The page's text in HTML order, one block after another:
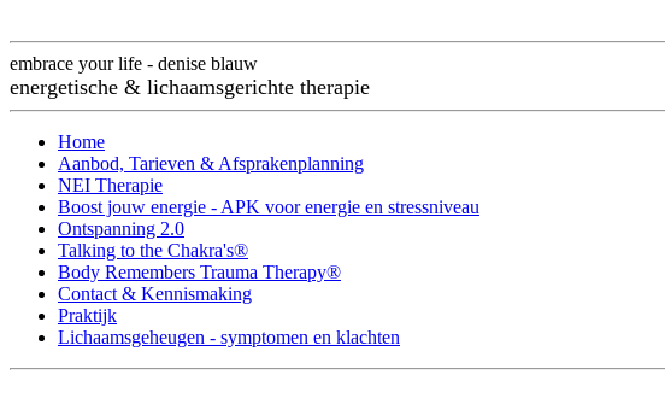
embrace your life - denise blauw
energetische & lichaamsgerichte therapie
Home
Aanbod, Tarieven & Afsprakenplanning
NEI Therapie
Boost jouw energie - APK voor energie en stressniveau
Ontspanning 2.0
Talking to the Chakra's®
Body Remembers Trauma Therapy®
Contact & Kennismaking
Praktijk
Lichaamsgeheugen - symptomen en klachten